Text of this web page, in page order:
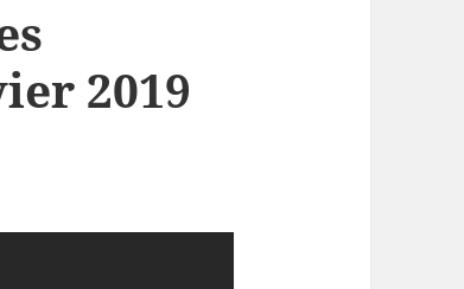
2019